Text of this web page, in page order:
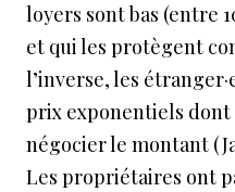
loyers sont bas (entre
et qui les protègent
l’inverse, les
prix exponentiels dont
négocier le montant
Les propriétaires ont